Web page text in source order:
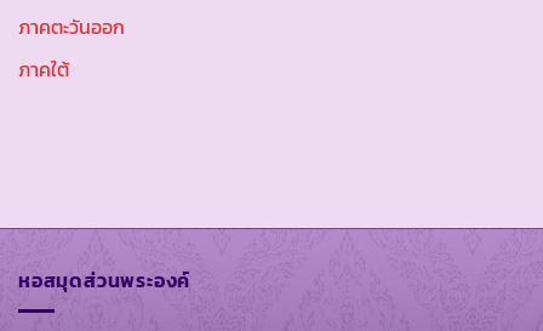
ภาคตะวันออก
ภาคใต้
หอสมุดส่วนพระองค์